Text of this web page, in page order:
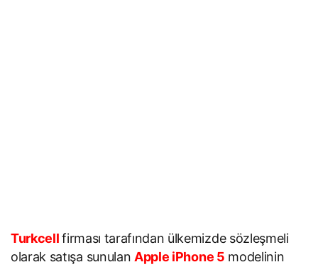
Turkcellfirması tarafından ülkemizde sözleşmeli
olarak satışa sunulanApple iPhone 5 modelinin